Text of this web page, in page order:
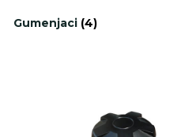
Gumenjaci (4)